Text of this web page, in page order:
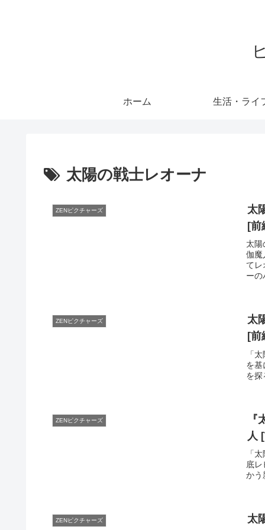
ホーム 生活・ライ
太陽の戦士レオーナ
ZENピクチャーズ
太
[前
太
伽魔
てレ
ーの
ZENピクチャーズ
太
[前
「
を基
を探
ZENピクチャーズ
人
「
底
かう
ZENピクチャーズ 太